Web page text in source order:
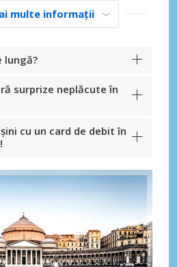
multe informații
lungă?
surprize neplăcute în
cu un card de debit în